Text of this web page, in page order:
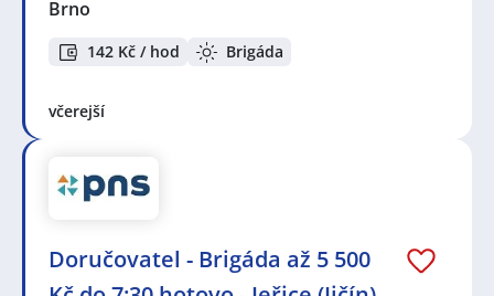
Brno
142 Kč / hod Brigáda
včerejší
Doručovatel - Brigáda až 5 500